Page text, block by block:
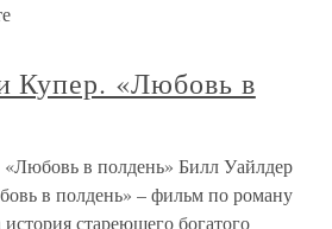
Купер. «Любовь в
«Любовь в полдень» Билл Уайлдер
в полдень» – фильм по роману
стареющего богатого